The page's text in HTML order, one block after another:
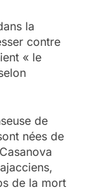
la
contre
« le
de
nées de
de la mort